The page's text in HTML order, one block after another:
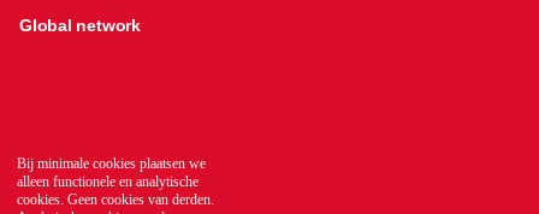
Bij minimale cookies plaatsen we
alleen functionele en analytische
cookies. Geen cookies van derden.
Global network